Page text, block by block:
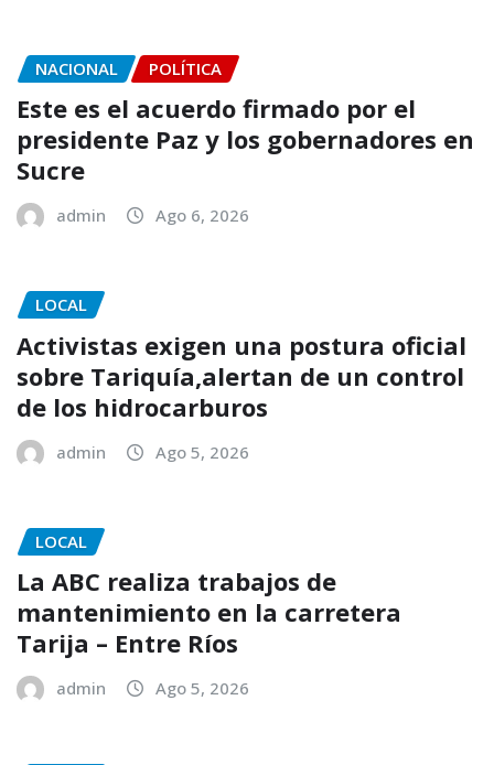
NACIONAL POLÍTICA
Este es el acuerdo firmado por el
presidente Paz y los gobernadores en
Sucre
admin Ago 6, 2026
LOCAL
Activistas exigen una postura oficial
sobre Tariquía,alertan de un control
de los hidrocarburos
admin Ago 5, 2026
LOCAL
La ABC realiza trabajos de
mantenimiento en la carretera
Tarija – Entre Ríos
admin Ago 5, 2026